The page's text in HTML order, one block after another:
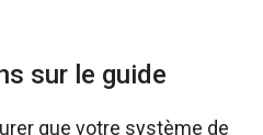
sur le guide
que votre système de